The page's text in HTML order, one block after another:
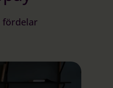
fördelar